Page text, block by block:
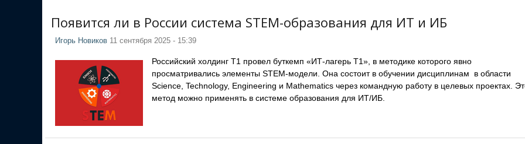
Появится ли в России система STEM-образования для ИТ и ИБ
Игорь Новиков 11 сентября 2025 - 15:39
Российский холдинг T1 провел буткемп «ИТ-лагерь T1», в методике которого явно
просматривались элементы STEM-модели. Она состоит в обучении дисциплинам в области
Science, Technology, Engineering и Mathematics через командную работу в целевых проектах.
метод можно применять в системе образования для ИТ/ИБ.